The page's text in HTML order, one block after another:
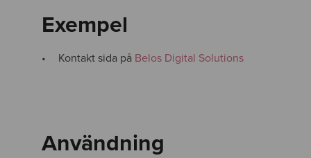
Exempel
Kontakt sida på Belos Digital Solutions
Användning